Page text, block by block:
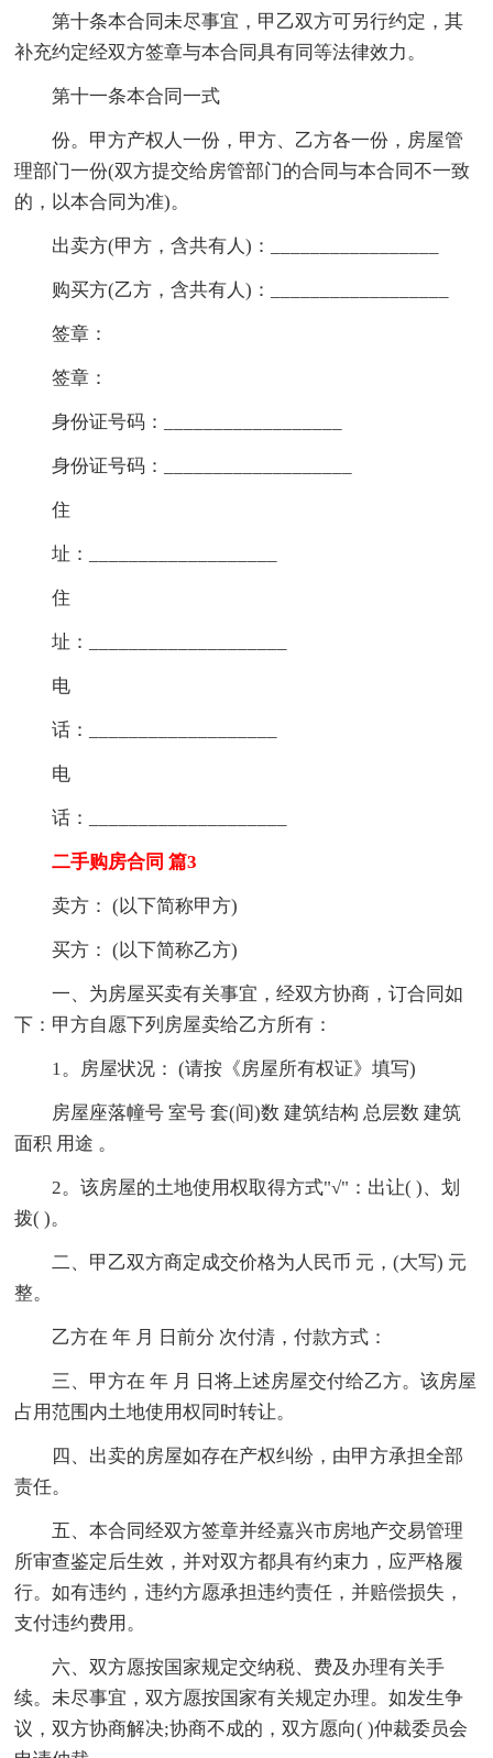
第十条本合同未尽事宜，甲乙双方可另行约定，其
补充约定经双方签章与本合同具有同等法律效力。
第十一条本合同一式
份。甲方产权人一份，甲方、乙方各一份，房屋管
理部门一份(双方提交给房管部门的合同与本合同不一致
的，以本合同为准)。
出卖方(甲方，含共有人)：_________________
购买方(乙方，含共有人)：__________________
签章：
签章：
身份证号码：__________________
身份证号码：___________________
住
址：___________________
住
址：____________________
电
话：___________________
电
话：____________________
二手购房合同 篇3
卖方： (以下简称甲方)
买方： (以下简称乙方)
一、为房屋买卖有关事宜，经双方协商，订合同如
下：甲方自愿下列房屋卖给乙方所有：
1。房屋状况： (请按《房屋所有权证》填写)
房屋座落幢号 室号 套(间)数 建筑结构 总层数 建筑
面积 用途 。
2。该房屋的土地使用权取得方式"√"：出让( )、划
拨( )。
二、甲乙双方商定成交价格为人民币 元，(大写) 元
整。
乙方在 年 月 日前分 次付清，付款方式：
三、甲方在 年 月 日将上述房屋交付给乙方。该房屋
占用范围内土地使用权同时转让。
四、出卖的房屋如存在产权纠纷，由甲方承担全部
责任。
五、本合同经双方签章并经嘉兴市房地产交易管理
所审查鉴定后生效，并对双方都具有约束力，应严格履
行。如有违约，违约方愿承担违约责任，并赔偿损失，
支付违约费用。
六、双方愿按国家规定交纳税、费及办理有关手
续。未尽事宜，双方愿按国家有关规定办理。如发生争
议，双方协商解决;协商不成的，双方愿向( )仲裁委员会